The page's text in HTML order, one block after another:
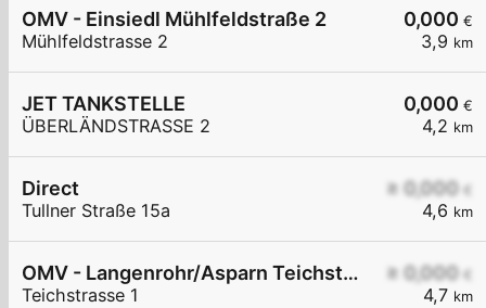
0,000 €
3,9 km
OMV - Einsiedl Mühlfeldstraße 2
Mühlfeldstrasse 2
0,000 €
4,2 km
JET TANKSTELLE
ÜBERLÄNDSTRASSE 2
≥ 0,000 €
4,6 km
Direct
Tullner Straße 15a
≥ 0,000 €
4,7 km
OMV - Langenrohr/Asparn Teichstraße 1
Teichstrasse 1